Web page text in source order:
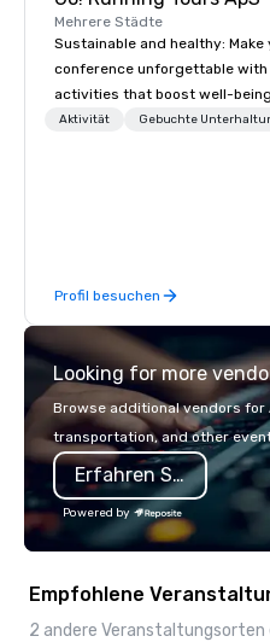
Mehrere Städte
Sustainable and healthy: Make
conference unforgettable with
activities that boost well-
lower carbon footprints.
Aktivität Gebuchte
Profil besuchen
Looking for more
Browse additional vendors for
transportation, and other
Erfahren Sie mehr
Powered by
Empfohlene
2 andere Veranstaltungsorten